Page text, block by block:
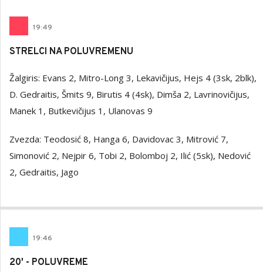
19:49
STRELCI NA POLUVREMENU
Žalgiris: Evans 2, Mitro-Long 3, Lekavičijus, Hejs 4 (3sk, 2blk),
D. Gedraitis, Šmits 9, Birutis 4 (4sk), Dimša 2, Lavrinovičijus,
Manek 1, Butkevičijus 1, Ulanovas 9
Zvezda: Teodosić 8, Hanga 6, Davidovac 3, Mitrović 7,
Simonović 2, Nejpir 6, Tobi 2, Bolomboj 2, Ilić (5sk), Nedović
2, Gedraitis, Jago
19:46
20' - POLUVREME